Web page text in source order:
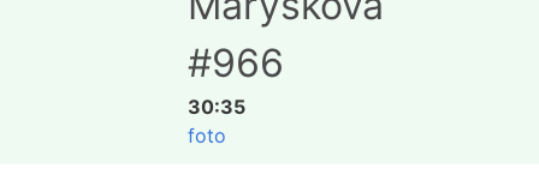
#966
30:35
foto